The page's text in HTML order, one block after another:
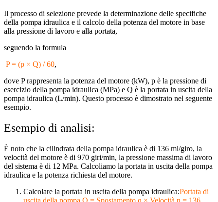
Il processo di selezione prevede la determinazione delle specifiche
della pompa idraulica e il calcolo della potenza del motore in base
alla pressione di lavoro e alla portata,
seguendo la formula
P = (p × Q) / 60,
dove P rappresenta la potenza del motore (kW), p è la pressione di
esercizio della pompa idraulica (MPa) e Q è la portata in uscita della
pompa idraulica (L/min). Questo processo è dimostrato nel seguente
esempio.
Esempio di analisi:
È noto che la cilindrata della pompa idraulica è di 136 ml/giro, la
velocità del motore è di 970 giri/min, la pressione massima di lavoro
del sistema è di 12 MPa. Calcoliamo la portata in uscita della pompa
idraulica e la potenza richiesta del motore.
Calcolare la portata in uscita della pompa idraulica:Portata di